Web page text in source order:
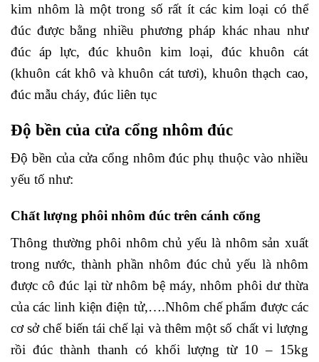
kim nhôm là một trong số rất ít các kim loại có thể
đúc được bằng nhiều phương pháp khác nhau như
đúc áp lực, đúc khuôn kim loại, đúc khuôn cát
(khuôn cát khô và khuôn cát tươi), khuôn thạch cao,
đúc mẫu cháy, đúc liên tục
Độ bền của cửa cổng nhôm đúc
Độ bền của cửa cổng nhôm đúc phụ thuộc vào nhiều
yếu tố như:
Chất lượng phôi nhôm đúc trên cánh cổng
Thông thường phôi nhôm chủ yếu là nhôm sản xuất
trong nước, thành phần nhôm đúc chủ yếu là nhôm
được cô đúc lại từ nhôm bệ máy, nhôm phôi dư thừa
của các linh kiện điện tử,….Nhôm chế phẩm được các
cơ sở chế biến tái chế lại và thêm một số chất vi lượng
rồi đúc thành thanh có khối lượng từ 10 – 15kg